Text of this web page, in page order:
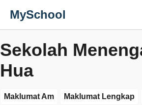
MySchool
Sekolah
Hua
Maklumat Am Maklumat Lengkap